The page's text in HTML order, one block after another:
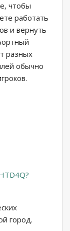
чтобы
работать
и вернуть
разных
обычно
город.